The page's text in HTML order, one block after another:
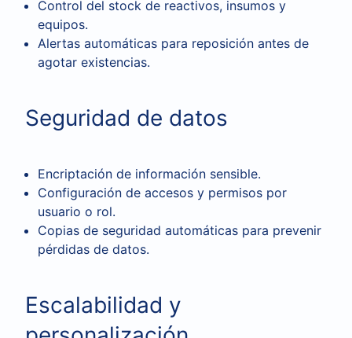
Control del stock de reactivos, insumos y
equipos.
Alertas automáticas para reposición antes de
agotar existencias.
Seguridad de datos
Encriptación de información sensible.
Configuración de accesos y permisos por
usuario o rol.
Copias de seguridad automáticas para prevenir
pérdidas de datos.
Escalabilidad y